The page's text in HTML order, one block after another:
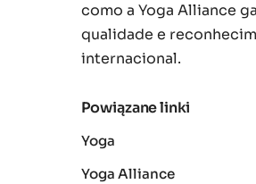
como a Yoga Alliance
qualidade e
internacional.
Powiązane linki
Yoga
Yoga Alliance